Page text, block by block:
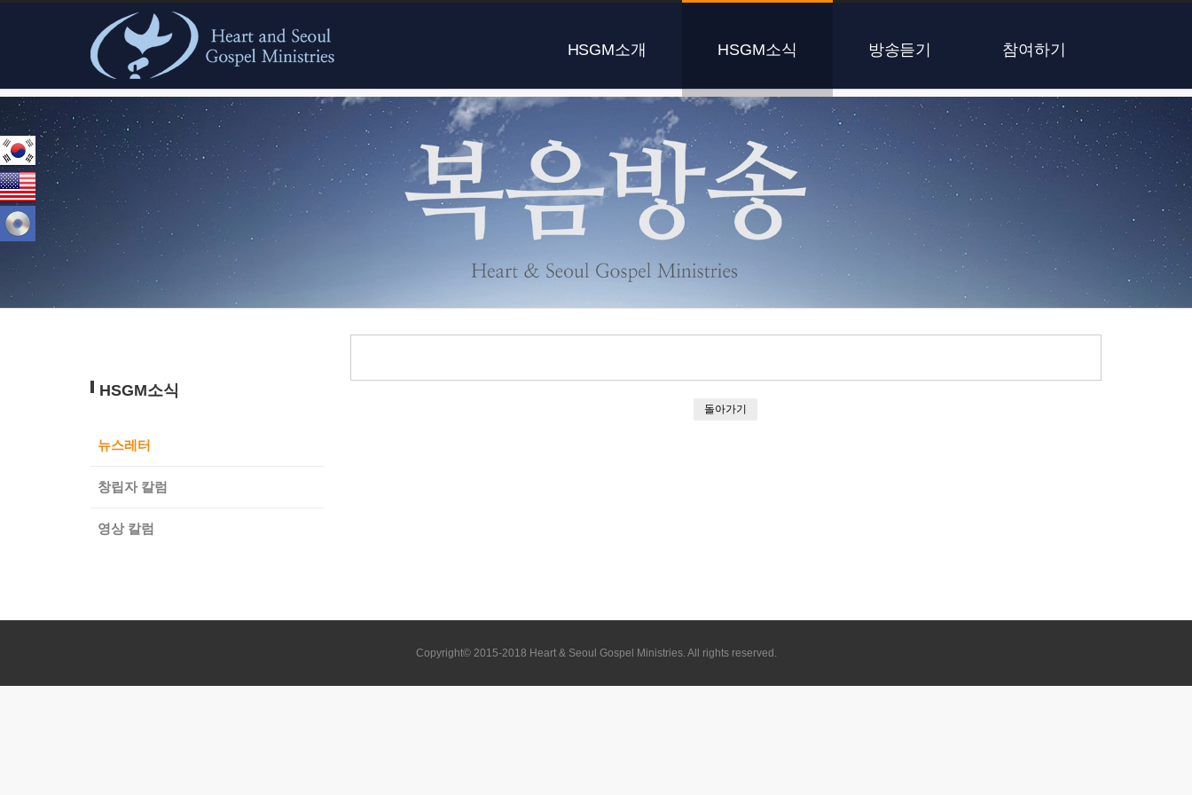
HSGM소개 HSGM소식 방송듣기 참여하기
돌아가기
HSGM소식
뉴스레터
창립자 칼럼
영상 칼럼
Copyright© 2015-2018 Heart & Seoul Gospel Ministries. All rights reserved.